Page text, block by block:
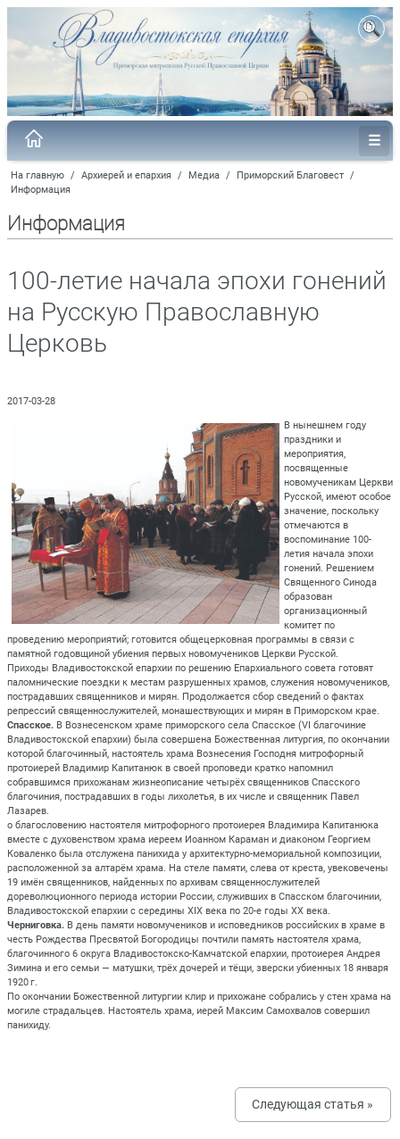
На главную / Архиерей и епархия / Медиа / Приморский Благовест /
Информация
Информация
100-летие начала эпохи гонений
на Русскую Православную
Церковь
2017-03-28
В нынешнем году
праздники и
мероприятия,
посвященные
новомученикам Церкви
Русской, имеют особое
значение, поскольку
отмечаются в
воспоминание 100-
летия начала эпохи
гонений. Решением
Священного Синода
образован
организационный
комитет по
проведению мероприятий; готовится общецерковная программы в связи с
памятной годовщиной убиения первых новомучеников Церкви Русской.
Приходы Владивостокской епархии по решению Епархиального совета готовят
паломнические поездки к местам разрушенных храмов, служения новомучеников,
пострадавших священников и мирян. Продолжается сбор сведений о фактах
репрессий священнослужителей, монашествующих и мирян в Приморском крае.
Спасское. В Вознесенском храме приморского села Спасское (VI благочиние
Владивостокской епархии) была совершена Божественная литургия, по окончании
которой благочинный, настоятель храма Вознесения Господня митрофорный
протоиерей Владимир Капитанюк в своей проповеди кратко напомнил
собравшимся прихожанам жизнеописание четырёх священников Спасского
благочиния, пострадавших в годы лихолетья, в их числе и священник Павел
Лазарев.
о благословению настоятеля митрофорного протоиерея Владимира Капитанюка
вместе с духовенством храма иереем Иоанном Караман и диаконом Георгием
Коваленко была отслужена панихида у архитектурно-мемориальной композиции,
расположенной за алтарём храма. На стеле памяти, слева от креста, увековечены
19 имён священников, найденных по архивам священнослужителей
дореволюционного периода истории России, служивших в Спасском благочинии,
Владивостокской епархии с середины XIX века по 20-е годы XX века.
Черниговка. В день памяти новомучеников и исповедников российских в храме в
честь Рождества Пресвятой Богородицы почтили память настоятеля храма,
благочинного 6 округа Владивостокско-Камчатской епархии, протоиерея Андрея
Зимина и его семьи — матушки, трёх дочерей и тёщи, зверски убиенных 18 января
1920 г.
По окончании Божественной литургии клир и прихожане собрались у стен храма на
могиле страдальцев. Настоятель храма, иерей Максим Самохвалов совершил
панихиду.
Следующая статья »